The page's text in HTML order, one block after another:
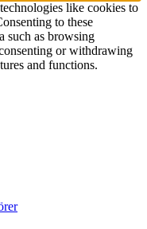
like cookies to
to these
such as browsing
or withdrawing
and functions.